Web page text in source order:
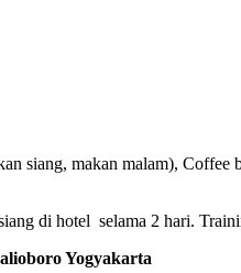
siang, makan malam),
di hotel selama 2 hari.
Yogyakarta